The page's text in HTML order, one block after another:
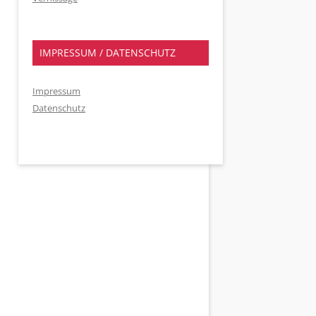
IMPRESSUM / DATENSCHUTZ
Impressum
Datenschutz